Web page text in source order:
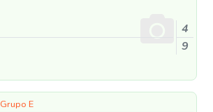
4
9
Grupo E